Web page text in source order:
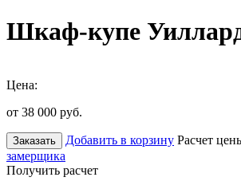
Шкаф-купе
Цена:
от 38 000 руб.
Заказать Добавить в корзину Расчет
замерщика
Получить расчет